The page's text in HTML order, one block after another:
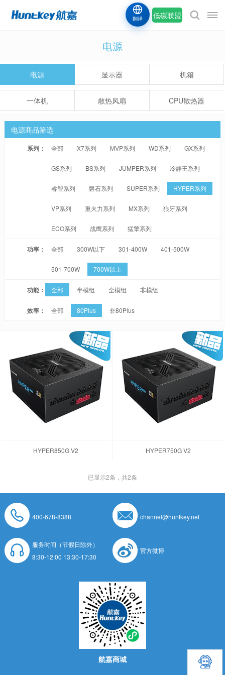
低碳联盟
翻译
电源
电源 显示器 机箱
一体机 散热风扇 CPU散热器
电源商品筛选
系列： 全部 X7系列 MVP系列 WD系列 GX系列
GS系列 BS系列 JUMPER系列 冷静王系列
睿智系列 磐石系列 SUPER系列 HYPER系列
VP系列 重火力系列 MX系列 狼牙系列
ECO系列 战鹰系列 猛擎系列
功率： 全部 300W以下 301-400W 401-500W
501-700W 700W以上
功能： 全部 半模组 全模组 非模组
效率： 全部 80Plus 非80Plus
HYPER850G V2 HYPER750G V2
已显示2条，共2条
400-678-8388 channel@huntkey.net
服务时间（节假日除外）
8:30-12:00 13:30-17:30
官方微博
航嘉商城